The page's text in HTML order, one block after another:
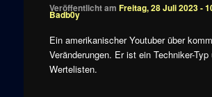
Veröffentlicht am Freitag, 28 Juli 2023 -
Badb0y
Ein amerikanischer Youtuber über
Veränderungen. Er ist ein Techniker-
Wertelisten.